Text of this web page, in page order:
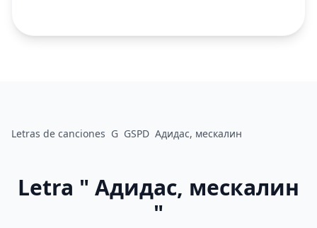
Letras de canciones G GSPD Адидас, мескалин
Letra " Адидас, мескалин
"